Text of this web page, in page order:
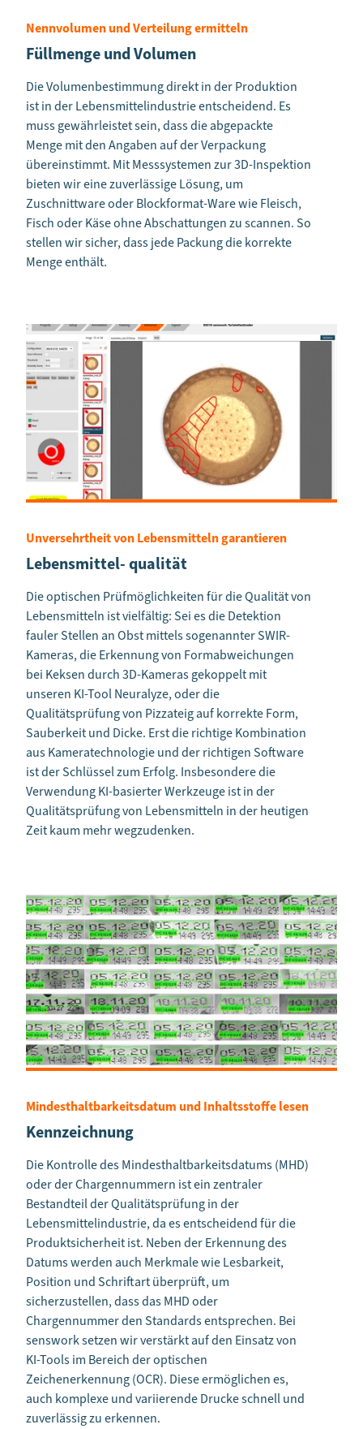
Nennvolumen und Verteilung ermitteln
Füllmenge und Volumen
Die Volumenbestimmung direkt in der Produktion
ist in der Lebensmittelindustrie entscheidend. Es
muss gewährleistet sein, dass die abgepackte
Menge mit den Angaben auf der Verpackung
übereinstimmt. Mit Messsystemen zur 3D-Inspektion
bieten wir eine zuverlässige Lösung, um
Zuschnittware oder Blockformat-Ware wie Fleisch,
Fisch oder Käse ohne Abschattungen zu scannen. So
stellen wir sicher, dass jede Packung die korrekte
Menge enthält.
Unversehrtheit von Lebensmitteln garantieren
Lebensmittel- qualität
Die optischen Prüfmöglichkeiten für die Qualität von
Lebensmitteln ist vielfältig: Sei es die Detektion
fauler Stellen an Obst mittels sogenannter SWIR-
Kameras, die Erkennung von Formabweichungen
bei Keksen durch 3D-Kameras gekoppelt mit
unseren KI-Tool Neuralyze, oder die
Qualitätsprüfung von Pizzateig auf korrekte Form,
Sauberkeit und Dicke. Erst die richtige Kombination
aus Kameratechnologie und der richtigen Software
ist der Schlüssel zum Erfolg. Insbesondere die
Verwendung KI-basierter Werkzeuge ist in der
Qualitätsprüfung von Lebensmitteln in der heutigen
Zeit kaum mehr wegzudenken.
Mindesthaltbarkeitsdatum und Inhaltsstoffe lesen
Kennzeichnung
Die Kontrolle des Mindesthaltbarkeitsdatums (MHD)
oder der Chargennummern ist ein zentraler
Bestandteil der Qualitätsprüfung in der
Lebensmittelindustrie, da es entscheidend für die
Produktsicherheit ist. Neben der Erkennung des
Datums werden auch Merkmale wie Lesbarkeit,
Position und Schriftart überprüft, um
sicherzustellen, dass das MHD oder
Chargennummer den Standards entsprechen. Bei
senswork setzen wir verstärkt auf den Einsatz von
KI-Tools im Bereich der optischen
Zeichenerkennung (OCR). Diese ermöglichen es,
auch komplexe und variierende Drucke schnell und
zuverlässig zu erkennen.